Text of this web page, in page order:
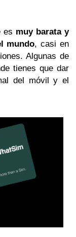
es muy barata y
mundo, casi en
Algunas de
tienes que dar
del móvil y el